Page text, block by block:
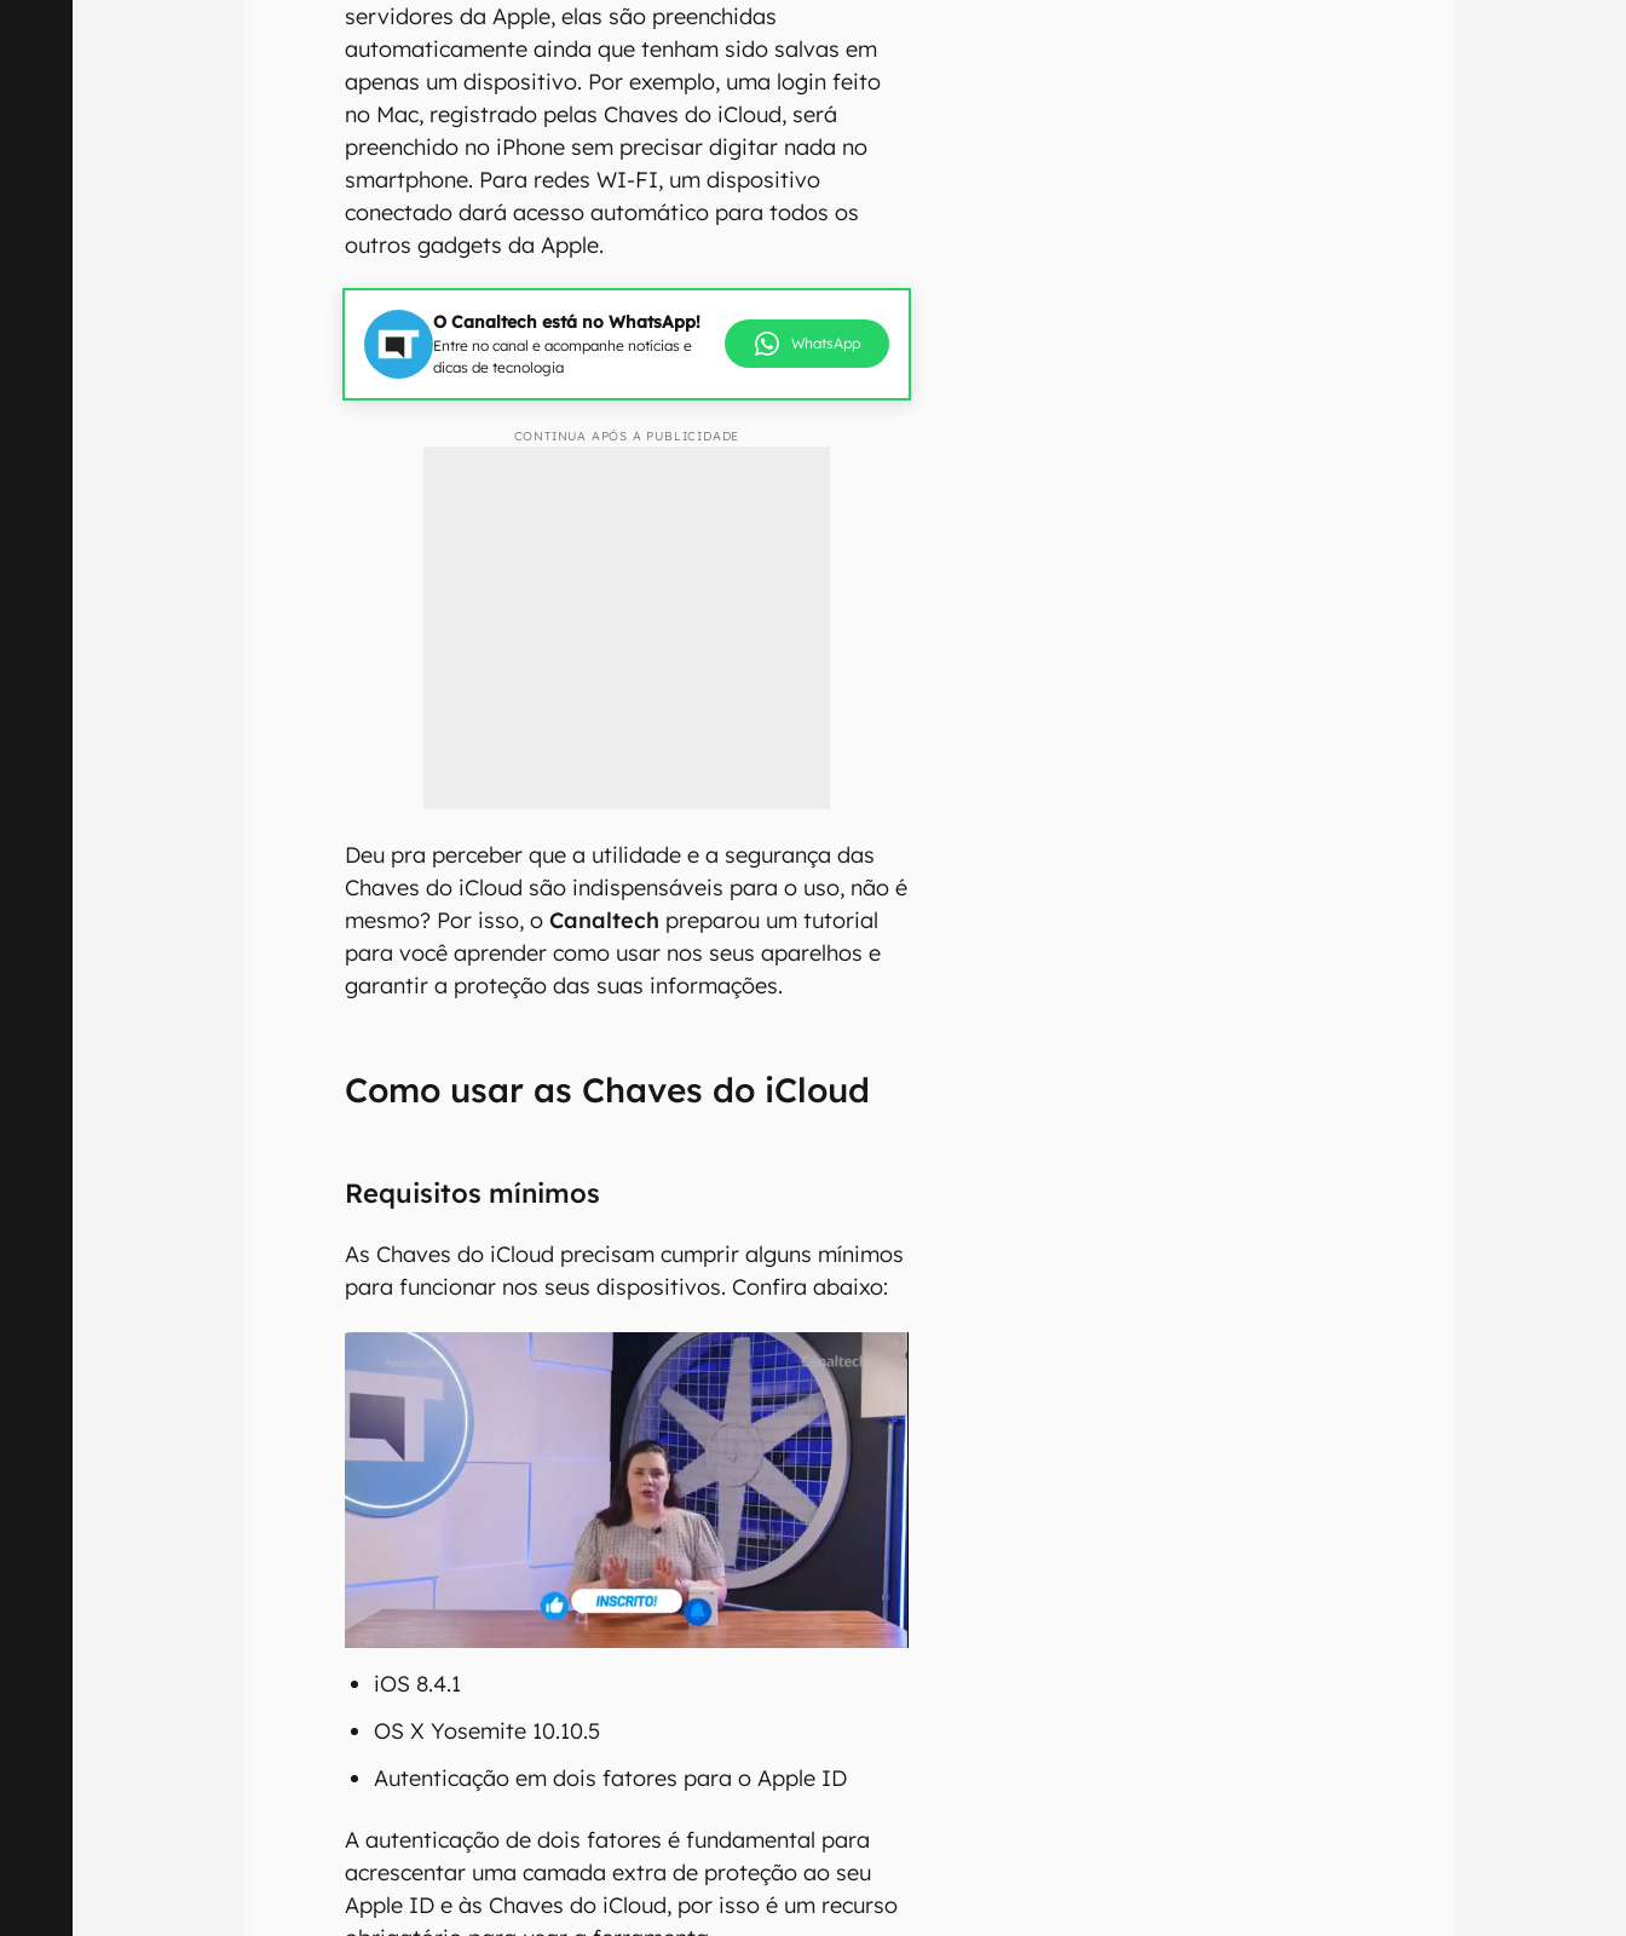
servidores da Apple, elas são preenchidas
automaticamente ainda que tenham sido salvas em
apenas um dispositivo. Por exemplo, uma login feito
no Mac, registrado pelas Chaves do iCloud, será
preenchido no iPhone sem precisar digitar nada no
smartphone. Para redes WI-FI, um dispositivo
conectado dará acesso automático para todos os
outros gadgets da Apple.
O Canaltech está no WhatsApp!
Entre no canal e acompanhe notícias e
dicas de tecnologia
WhatsApp
CONTINUA APÓS A PUBLICIDADE
Deu pra perceber que a utilidade e a segurança das
Chaves do iCloud são indispensáveis para o uso, não é
mesmo? Por isso, oCanaltech preparou um tutorial
para você aprender como usar nos seus aparelhos e
garantir a proteção das suas informações.
Como usar as Chaves do iCloud
Requisitos mínimos
As Chaves do iCloud precisam cumprir alguns mínimos
para funcionar nos seus dispositivos. Confira abaixo:
iOS 8.4.1
OS X Yosemite 10.10.5
Autenticação em dois fatores para o Apple ID
A autenticação de dois fatores é fundamental para
acrescentar uma camada extra de proteção ao seu
Apple ID e às Chaves do iCloud, por isso é um recurso